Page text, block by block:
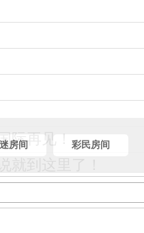
际再见！
恭喜阿森纳获得本
房间 彩民房间